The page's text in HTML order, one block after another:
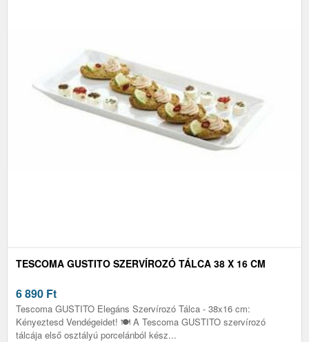
TESCOMA GUSTITO SZERVÍROZÓ TÁLCA 38 X 16 CM
6 890 Ft
Tescoma GUSTITO Elegáns Szervírozó Tálca - 38x16 cm:
Kényeztesd Vendégeidet! 🍽️ A Tescoma GUSTITO szervírozó
tálcája első osztályú porcelánból kész...